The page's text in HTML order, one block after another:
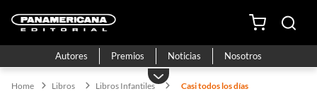
Autores Premios Noticias Nosotros
Libros Libros Infantiles Casi todos los días